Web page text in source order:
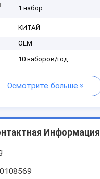
1 набор
КИТАЙ
OEM
10 наборов/год
Осмотрите больше
Информация